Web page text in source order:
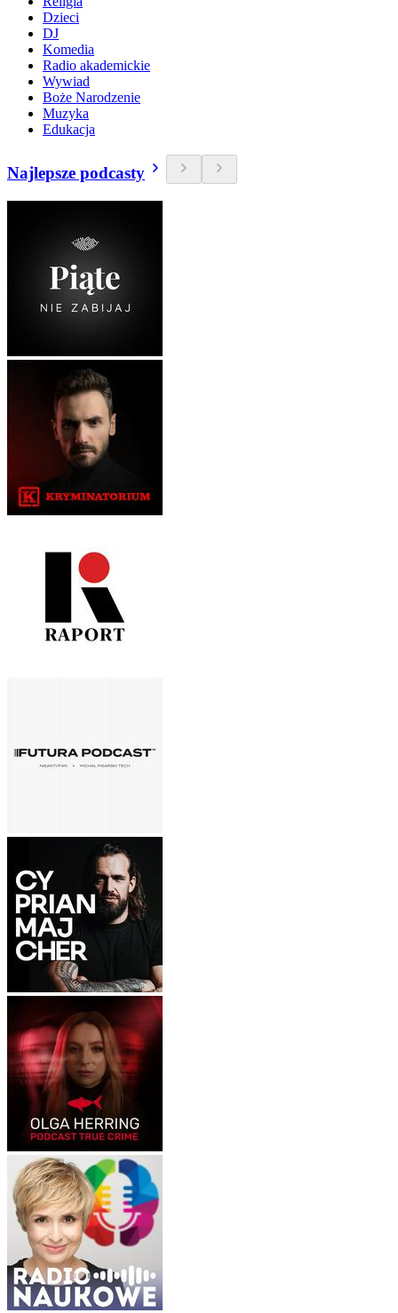
Dzieci
DJ
Komedia
Radio akademickie
Wywiad
Boże Narodzenie
Muzyka
Edukacja
Najlepsze podcasty